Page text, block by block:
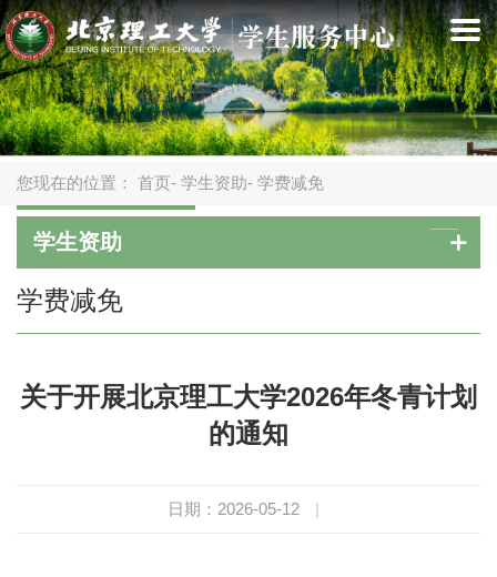
您现在的位置： 首页- 学生资助- 学费减免
学生资助
学费减免
关于开展北京理工大学2026年冬青计划
的通知
日期：2026-05-12 |